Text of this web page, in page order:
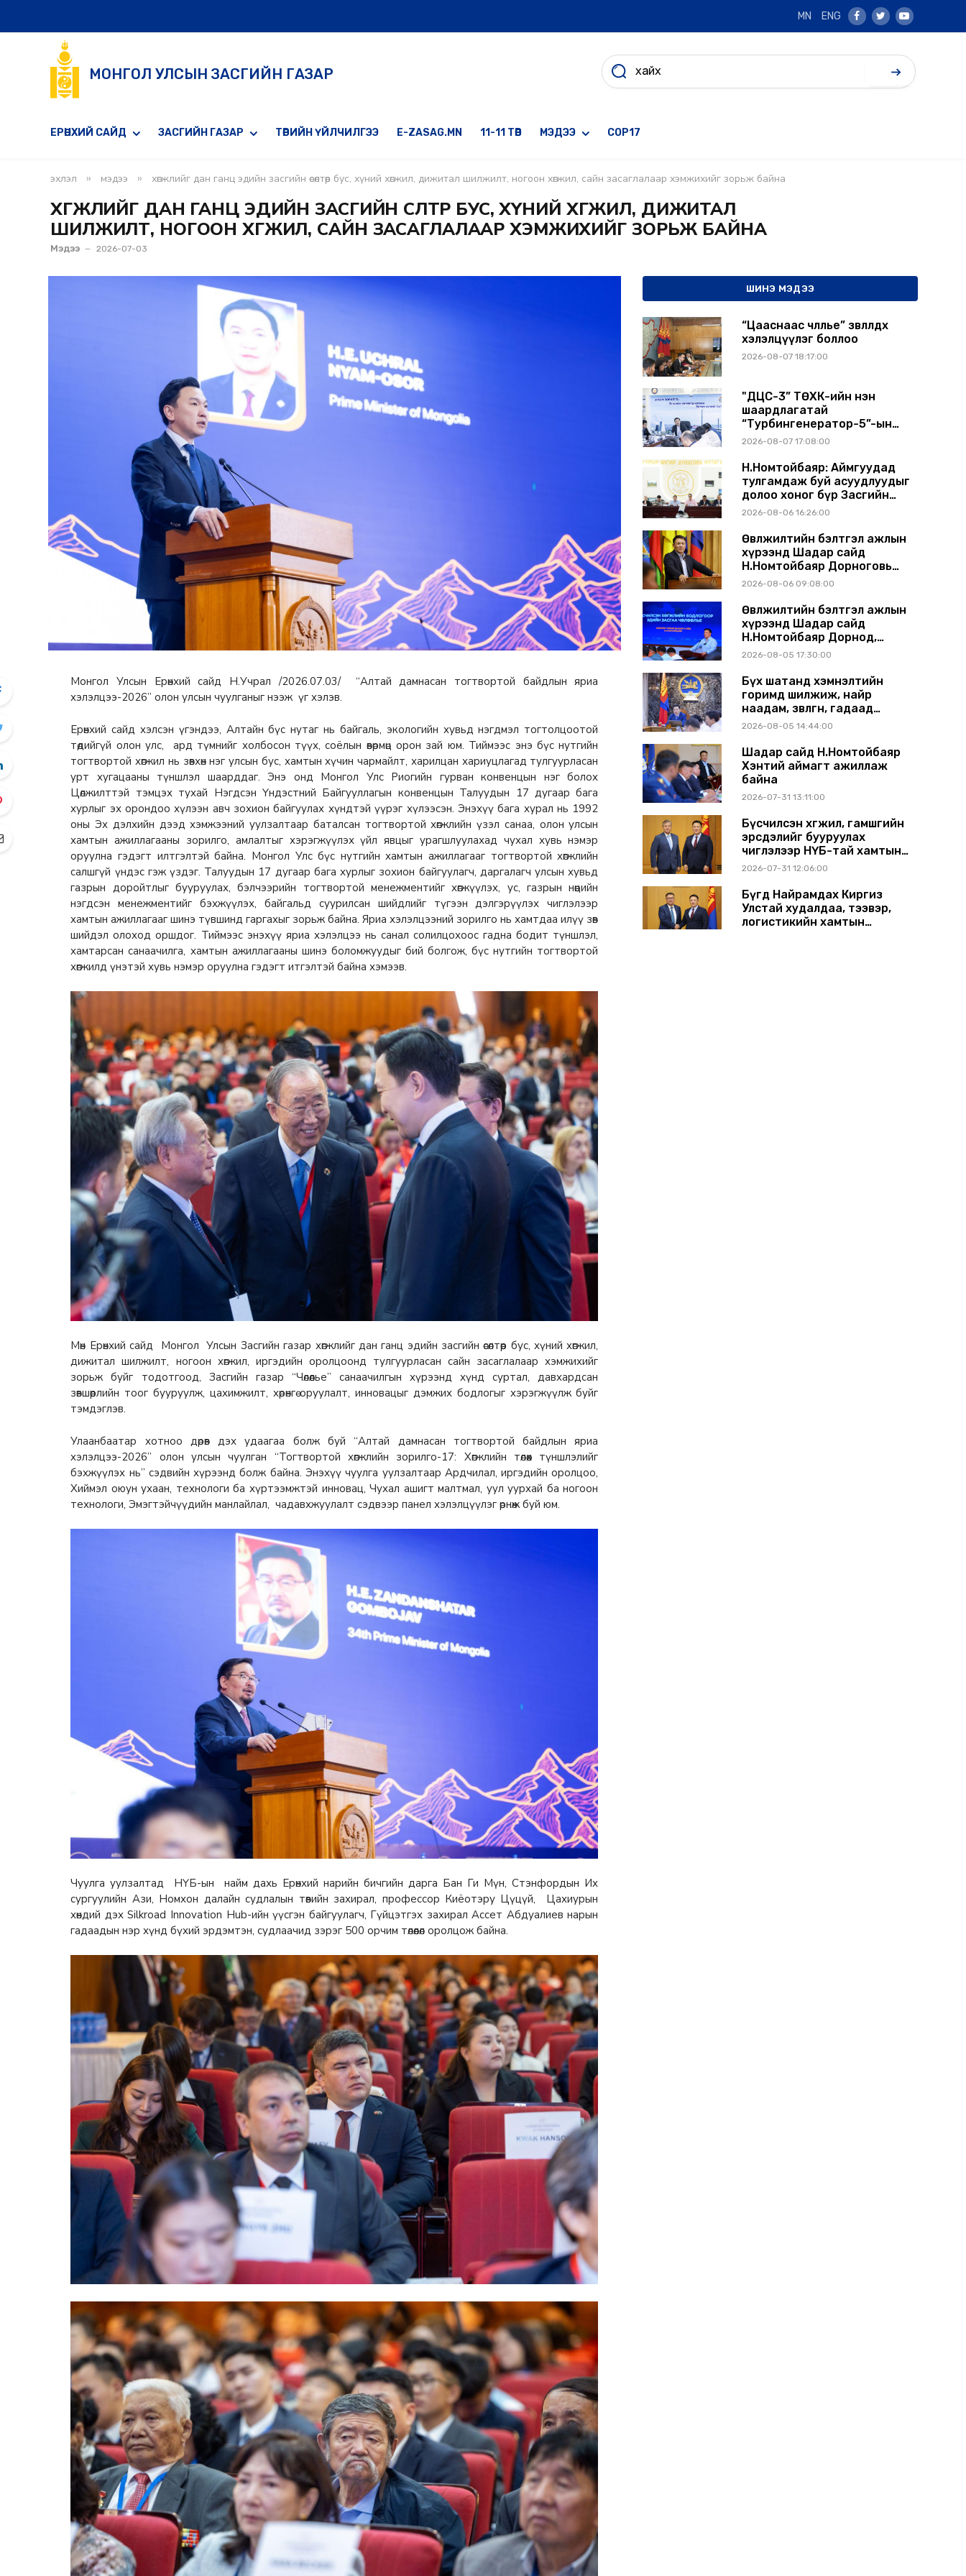
MN ENG
Facebook
TwitterYoutube
МОНГОЛ УЛСЫН ЗАСГИЙН ГАЗАР
ЕРӨНХИЙ САЙД ЗАСГИЙН ГАЗАР ТӨРИЙН ҮЙЛЧИЛГЭЭ E-ZASAG.MN 11-11 ТӨВ МЭДЭЭ COP17
эхлэл » мэдээ » хөгжлийг дан ганц эдийн засгийн өсөлтөөр бус, хүний хөгжил, дижитал шилжилт, ногоон хөгжил, сайн засаглалаар хэмжихийг зорьж байна
ХӨГЖЛИЙГ ДАН ГАНЦ ЭДИЙН ЗАСГИЙН ӨСӨЛТӨӨР БУС, ХҮНИЙ ХӨГЖИЛ, ДИЖИТАЛ
ШИЛЖИЛТ, НОГООН ХӨГЖИЛ, САЙН ЗАСАГЛАЛААР ХЭМЖИХИЙГ ЗОРЬЖ БАЙНА
Мэдээ 2026-07-03
Монгол Улсын Ерөнхий сайд Н.Учрал /2026.07.03/ “Алтай дамнасан тогтвортой байдлын яриа
хэлэлцээ-2026” олон улсын чуулганыг нээж үг хэлэв.
Ерөнхий сайд хэлсэн үгэндээ, Алтайн бүс нутаг нь байгаль, экологийн хувьд нэгдмэл тогтолцоотой
төдийгүй олон улс, ард түмнийг холбосон түүх, соёлын өвөрмөц орон зай юм. Тиймээс энэ бүс нутгийн
тогтвортой хөгжил нь зөвхөн нэг улсын бус, хамтын хүчин чармайлт, харилцан хариуцлагад тулгуурласан
урт хугацааны түншлэл шаарддаг. Энэ онд Монгол Улс Риогийн гурван конвенцын нэг болох
Цөлжилттэй тэмцэх тухай Нэгдсэн Үндэстний Байгууллагын конвенцын Талуудын 17 дугаар бага
хурлыг эх орондоо хүлээн авч зохион байгуулах хүндтэй үүрэг хүлээсэн. Энэхүү бага хурал нь 1992
оны Эх дэлхийн дээд хэмжээний уулзалтаар баталсан тогтвортой хөгжлийн үзэл санаа, олон улсын
хамтын ажиллагааны зорилго, амлалтыг хэрэгжүүлэх үйл явцыг урагшлуулахад чухал хувь нэмэр
оруулна гэдэгт илтгэлтэй байна. Монгол Улс бүс нутгийн хамтын ажиллагааг тогтвортой хөгжлийн
салшгүй үндэс гэж үздэг. Талуудын 17 дугаар бага хурлыг зохион байгуулагч, даргалагч улсын хувьд
газрын доройтлыг бууруулах, бэлчээрийн тогтвортой менежментийг хөгжүүлэх, ус, газрын нөөцийн
нэгдсэн менежментийг бэхжүүлэх, байгальд суурилсан шийдлийг түгээн дэлгэрүүлэх чиглэлээр
хамтын ажиллагааг шинэ түвшинд гаргахыг зорьж байна. Яриа хэлэлцээний зорилго нь хамтдаа илүү зөв
шийдэл олоход оршдог. Тиймээс энэхүү яриа хэлэлцээ нь санал солилцохоос гадна бодит түншлэл,
хамтарсан санаачилга, хамтын ажиллагааны шинэ боломжуудыг бий болгож, бүс нутгийн тогтвортой
хөгжилд үнэтэй хувь нэмэр оруулна гэдэгт итгэлтэй байна хэмээв.
Мөн Ерөнхий сайд Монгол Улсын Засгийн газар хөгжлийг дан ганц эдийн засгийн өсөлтөөр бус, хүний хөгжил,
дижитал шилжилт, ногоон хөгжил, иргэдийн оролцоонд тулгуурласан сайн засаглалаар хэмжихийг
зорьж буйг тодотгоод, Засгийн газар “Чөлөөлье” санаачилгын хүрээнд хүнд суртал, давхардсан
зөвшөөрлийн тоог бууруулж, цахимжилт, хөрөнгө оруулалт, инновацыг дэмжих бодлогыг хэрэгжүүлж буйг
тэмдэглэв.
Улаанбаатар хотноо дөрөв дэх удаагаа болж буй “Алтай дамнасан тогтвортой байдлын яриа
хэлэлцээ-2026” олон улсын чуулган “Тогтвортой хөгжлийн зорилго-17: Хөгжлийн төлөөх түншлэлийг
бэхжүүлэх нь” сэдвийн хүрээнд болж байна. Энэхүү чуулга уулзалтаар Ардчилал, иргэдийн оролцоо,
Хиймэл оюун ухаан, технологи ба хүртээмжтэй инновац, Чухал ашигт малтмал, уул уурхай ба ногоон
технологи, Эмэгтэйчүүдийн манлайлал, чадавхжуулалт сэдвээр панел хэлэлцүүлэг өрнөж буй юм.
Чуулга уулзалтад НҮБ-ын найм дахь Ерөнхий нарийн бичгийн дарга Бан Ги Мүн, Стэнфордын Их
сургуулийн Ази, Номхон далайн судлалын төвийн захирал, профессор Киёотэру Цүцүй, Цахиурын
хөндий дэх Silkroad Innovation Hub-ийн үүсгэн байгуулагч, Гүйцэтгэх захирал Ассет Абдуалиев нарын
гадаадын нэр хүнд бүхий эрдэмтэн, судлаачид зэрэг 500 орчим төлөөлөл оролцож байна.
ШИНЭ МЭДЭЭ
“Цааснаас чөлөөлье” зөвлөлдөх
хэлэлцүүлэг боллоо
2026-08-07 18:17:00
"ДЦС-3” ТӨХК-ийн нэн
шаардлагатай
“Турбингенератор-5”-ын
шинэчлэлийн төсвийг
2026-08-07 17:08:00
Н.Номтойбаяр: Аймгуудад
тулгамдаж буй асуудлуудыг
долоо хоног бүр Засгийн
газрын хуралдаанд
2026-08-06 16:26:00
Өвөлжилтийн бэлтгэл ажлын
хүрээнд Шадар сайд
Н.Номтойбаяр Дорноговь
аймагт ажиллав
2026-08-06 09:08:00
Өвөлжилтийн бэлтгэл ажлын
хүрээнд Шадар сайд
Н.Номтойбаяр Дорнод,
Сүхбаатар аймагт ажиллав
2026-08-05 17:30:00
Бүх шатанд хэмнэлтийн
горимд шилжиж, найр
наадам, зөвлөгөөн, гадаад
томилолтыг хориглолоо
2026-08-05 14:44:00
Шадар сайд Н.Номтойбаяр
Хэнтий аймагт ажиллаж
байна
2026-07-31 13:11:00
Бүсчилсэн хөгжил, гамшгийн
эрсдэлийг бууруулах
чиглэлээр НҮБ-тай хамтын
ажиллагаагаа өргөжүүлэхээр
2026-07-31 12:06:00
Бүгд Найрамдах Киргиз
Улстай худалдаа, тээвэр,
логистикийн хамтын